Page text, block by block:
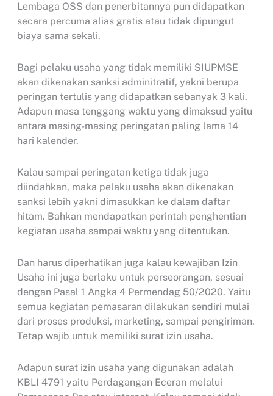
Lembaga OSS dan penerbitannya pun didapatkan
secara percuma alias gratis atau tidak dipungut
biaya sama sekali.
Bagi pelaku usaha yang tidak memiliki SIUPMSE
akan dikenakan sanksi adminitratif, yakni berupa
peringan tertulis yang didapatkan sebanyak 3 kali.
Adapun masa tenggang waktu yang dimaksud yaitu
antara masing-masing peringatan paling lama 14
hari kalender.
Kalau sampai peringatan ketiga tidak juga
diindahkan, maka pelaku usaha akan dikenakan
sanksi lebih yakni dimasukkan ke dalam daftar
hitam. Bahkan mendapatkan perintah penghentian
kegiatan usaha sampai waktu yang ditentukan.
Dan harus diperhatikan juga kalau kewajiban Izin
Usaha ini juga berlaku untuk perseorangan, sesuai
dengan Pasal 1 Angka 4 Permendag 50/2020. Yaitu
semua kegiatan pemasaran dilakukan sendiri mulai
dari proses produksi, marketing, sampai pengiriman.
Tetap wajib untuk memiliki surat izin usaha.
Adapun surat izin usaha yang digunakan adalah
KBLI 4791 yaitu Perdagangan Eceran melalui